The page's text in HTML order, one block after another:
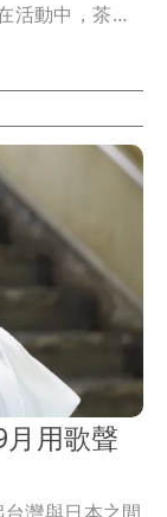
用歌聲
台灣與日本之間